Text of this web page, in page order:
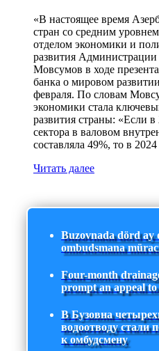
«В настоящее время
стран со средним
отделом экономики и
развития
Мовсумов в ходе
банка о мировом
февраля. По словам
экономики стала
развития страны: «Если
сектора в валовом
составляла 49%, то в
Читать далее
Buzovnada dörd ay
ombudsmana
Four-month
prompt an appeal
В Бузовна
водоотводу стали
к омбудсмену